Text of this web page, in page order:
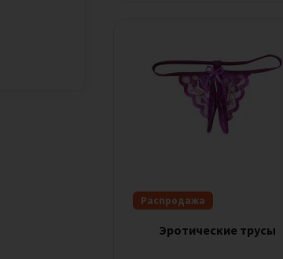
Распродажа
Эротические трусы